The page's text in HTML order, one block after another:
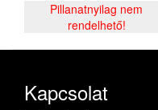
Pillanatnyilag nem
rendelhető!
Kapcsolat